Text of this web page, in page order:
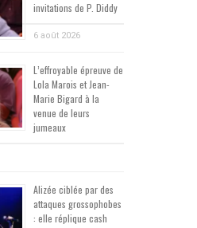
invitations de P. Diddy
6 août 2026
L’effroyable épreuve de
Lola Marois et Jean-
Marie Bigard à la
venue de leurs
jumeaux
Alizée ciblée par des
attaques grossophobes
: elle réplique cash